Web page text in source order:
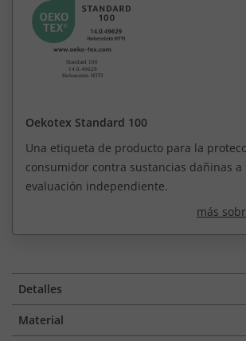
Oekotex Standard 100
Una etiqueta de producto para la
consumidor contra sustancias dañinas a
evaluación independiente.
más
Detalles
Material